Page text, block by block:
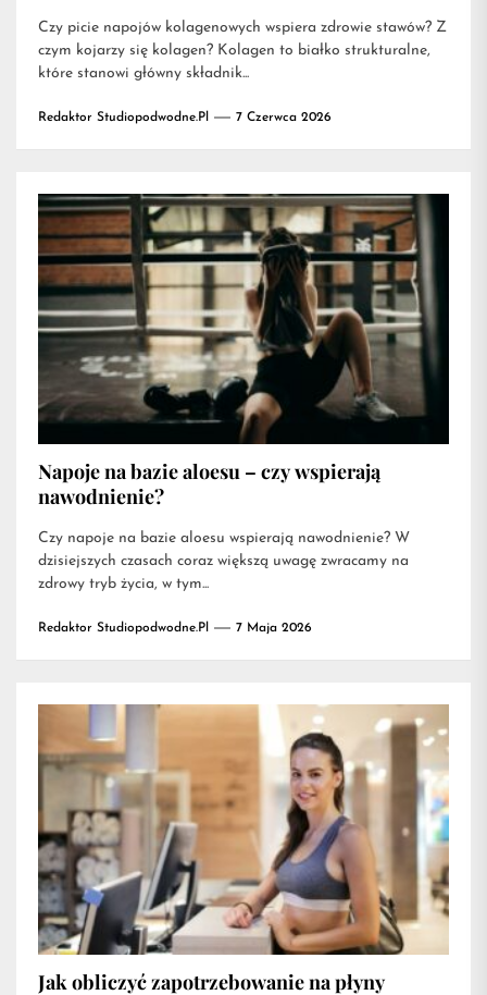
Czy picie napojów kolagenowych wspiera zdrowie stawów? Z
czym kojarzy się kolagen? Kolagen to białko strukturalne,
które stanowi główny składnik...
Redaktor Studiopodwodne.pl 7 Czerwca 2026
Napoje na bazie aloesu – czy wspierają
nawodnienie?
Czy napoje na bazie aloesu wspierają nawodnienie? W
dzisiejszych czasach coraz większą uwagę zwracamy na
zdrowy tryb życia, w tym...
Redaktor Studiopodwodne.pl 7 Maja 2026
Jak obliczyć zapotrzebowanie na płyny